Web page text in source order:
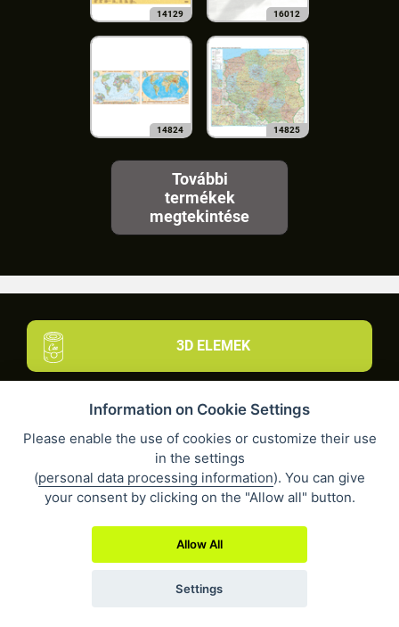
14129 16012
14824 14825
További
termékek
megtekintése
3D ELEMEK
16384 13775
Information on Cookie Settings
Please enable the use of cookies or customize their use
in the settings
(personal data processing information). You can give
your consent by clicking on the "Allow all" button.
Allow All
Settings